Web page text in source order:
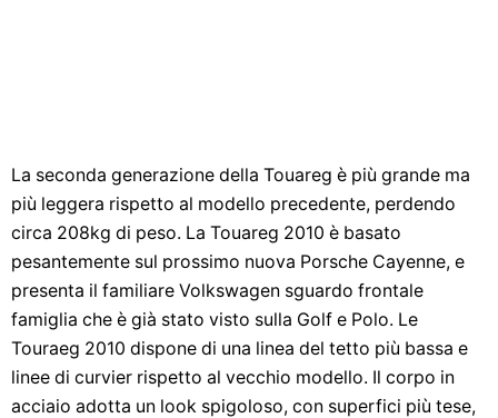
La seconda generazione della Touareg è più grande ma
più leggera rispetto al modello precedente, perdendo
circa 208kg di peso. La Touareg 2010 è basato
pesantemente sul prossimo nuova Porsche Cayenne, e
presenta il familiare Volkswagen sguardo frontale
famiglia che è già stato visto sulla Golf e Polo. Le
Touraeg 2010 dispone di una linea del tetto più bassa e
linee di curvier rispetto al vecchio modello. Il corpo in
acciaio adotta un look spigoloso, con superfici più tese,